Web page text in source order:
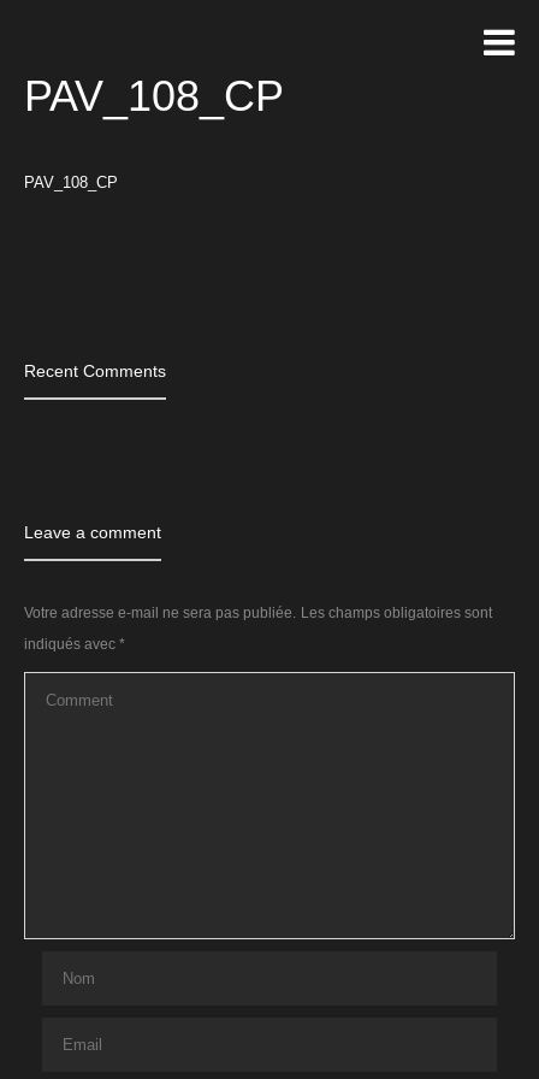
PAV_108_CP
PAV_108_CP
Recent Comments
Leave a comment
Votre adresse e-mail ne sera pas publiée. Les champs obligatoires sont
indiqués avec *